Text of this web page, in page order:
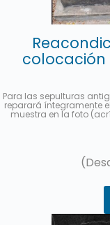
Para las sepulturas
reparará íntegramente
muestra en la foto
castellano y hebreo
cada fallecido. Se